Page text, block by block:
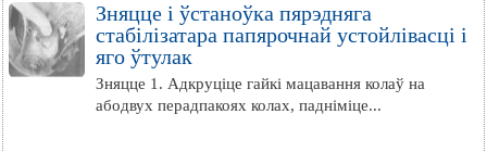
Зняцце і ўстаноўка пярэдняга
стабілізатара папярочнай устойлівасці і
яго ўтулак
Зняцце 1. Адкруціце гайкі мацавання колаў на
абодвух перадпакоях колах, падніміце...